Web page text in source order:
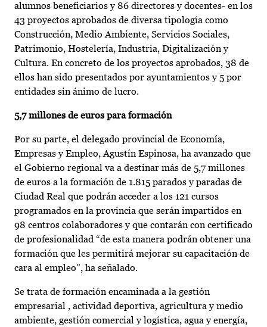
alumnos beneficiarios y 86 directores y docentes- en los
43 proyectos aprobados de diversa tipología como
Construcción, Medio Ambiente, Servicios Sociales,
Patrimonio, Hostelería, Industria, Digitalización y
Cultura. En concreto de los proyectos aprobados, 38 de
ellos han sido presentados por ayuntamientos y 5 por
entidades sin ánimo de lucro.
5,7 millones de euros para formación
Por su parte, el delegado provincial de Economía,
Empresas y Empleo, Agustín Espinosa, ha avanzado que
el Gobierno regional va a destinar más de 5,7 millones
de euros a la formación de 1.815 parados y paradas de
Ciudad Real que podrán acceder a los 121 cursos
programados en la provincia que serán impartidos en
98 centros colaboradores y que contarán con certificado
de profesionalidad “de esta manera podrán obtener una
formación que les permitirá mejorar su capacitación de
cara al empleo”, ha señalado.
Se trata de formación encaminada a la gestión
empresarial , actividad deportiva, agricultura y medio
ambiente, gestión comercial y logística, agua y energía,